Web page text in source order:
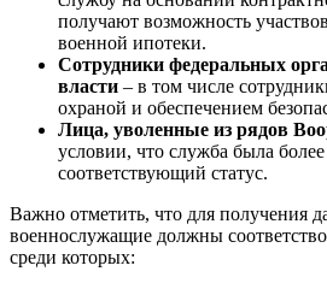
получают возможность
военной ипотеки.
Сотрудники федеральных
власти – в том числе
охраной и обеспечением
Лица, уволенные из рядов
условии, что служба была более
соответствующий статус.
Важно отметить, что для получения
военнослужащие должны
среди которых: